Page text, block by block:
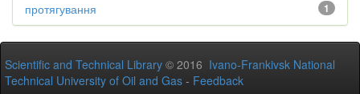
1
протягування
Scientific and Technical Library © 2016 Ivano-Frankivsk National
Technical University of Oil and Gas - Feedback